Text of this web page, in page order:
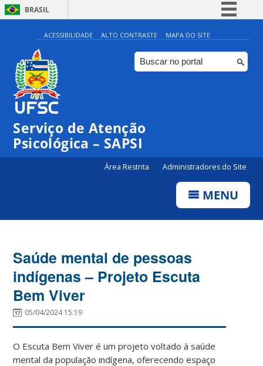
BRASIL
Simplifique!
Comunica BR
Participe
ACESSIBILIDADE ALTO CONTRASTE MAPA DO SITE
Serviço de Atenção
Psicológica – SAPSI
Área Restrita Administradores do Site
MENU
Saúde mental de pessoas
indígenas – Projeto Escuta
Bem Viver
05/04/2024 15:19
O Escuta Bem Viver é um projeto voltado à saúde
mental da população indígena, oferecendo espaço